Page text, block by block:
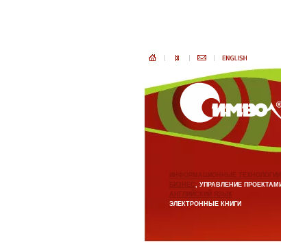
ИНФОРМАЦИОННЫЕ ТЕХНОЛОГИИ
БИЗНЕС, УПРАВЛЕНИЕ
АНГЛИЙСКИЙ ЯЗЫК
ЭЛЕКТРОННЫЕ КНИГИ